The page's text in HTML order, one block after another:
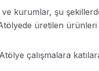
kurumlar, şu
üretilen
çalışmalara